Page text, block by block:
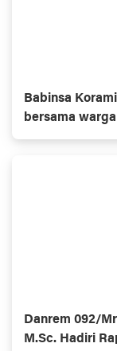
Babinsa
bersama
jalan
Danrem 092/
M.Sc. Hadiri